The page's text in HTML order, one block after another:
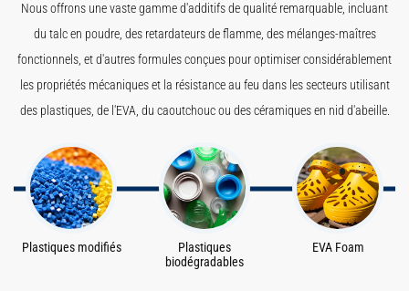
Nous offrons une vaste gamme d'additifs de qualité remarquable, incluant
du talc en poudre, des retardateurs de flamme, des mélanges-maîtres
fonctionnels, et d'autres formules conçues pour optimiser considérablement
les propriétés mécaniques et la résistance au feu dans les secteurs utilisant
des plastiques, de l'EVA, du caoutchouc ou des céramiques en nid d'abeille.
Plastiques modifiés
Plastiques
biodégradables
EVA Foam